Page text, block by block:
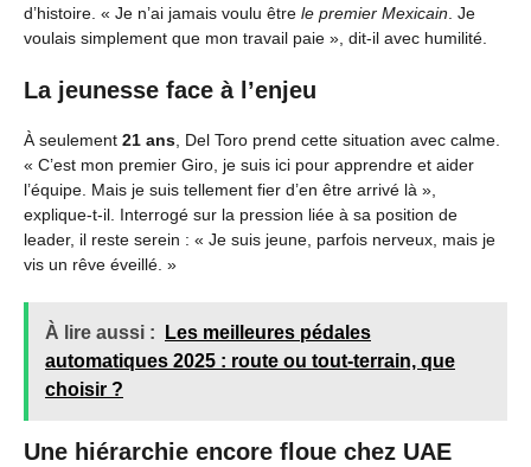
d’histoire. « Je n’ai jamais voulu être le premier Mexicain . Je
voulais simplement que mon travail paie », dit-il avec humilité.
La jeunesse face à l’enjeu
À seulement 21 ans , Del Toro prend cette situation avec calme.
« C’est mon premier Giro, je suis ici pour apprendre et aider
l’équipe. Mais je suis tellement fier d’en être arrivé là »,
explique-t-il. Interrogé sur la pression liée à sa position de
leader, il reste serein : « Je suis jeune, parfois nerveux, mais je
vis un rêve éveillé. »
À lire aussi :
Les meilleures pédales
automatiques 2025 : route ou tout-terrain, que
choisir ?
Une hiérarchie encore floue chez UAE